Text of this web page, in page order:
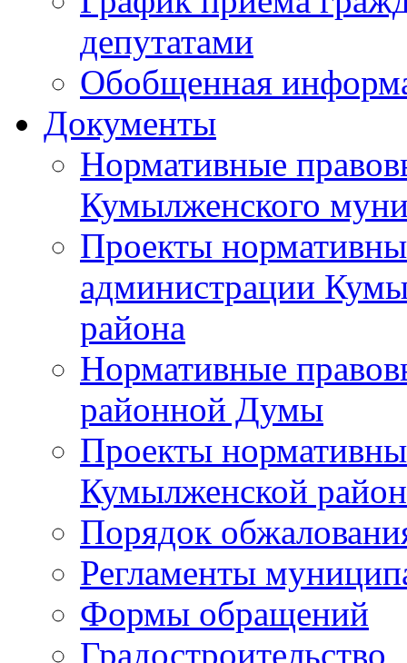
депутатами
Обобщенная
Документы
Нормативные
Кумылженского
Проекты
администрации
района
Нормативные
районной Думы
Проекты
Кумылженской
Порядок
Регламенты
Формы обращений
Градостроительство